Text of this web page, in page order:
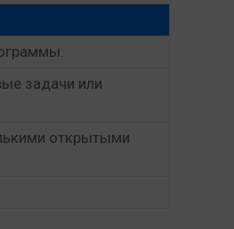
задачи или
открытыми